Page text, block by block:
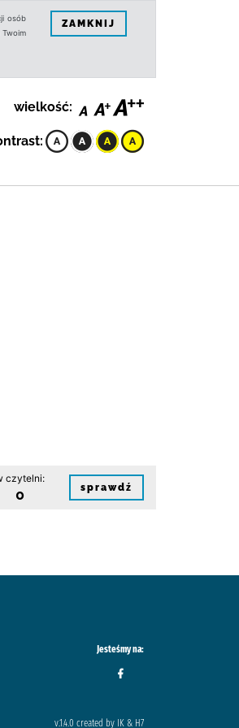
osób
ZAMKNIJ
wielkość:
czytelni:
0 sprawdź
Jesteśmy na:
v.1.4.0 created by IK & H7